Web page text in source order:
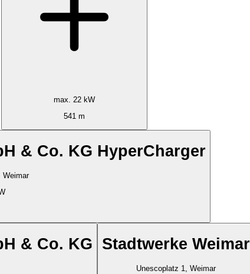
max. 22 kW
541 m
& Co. KG HyperCharger
Weimar
& Co. KG Stadtwerke Weimar
Unescoplatz 1, Weimar